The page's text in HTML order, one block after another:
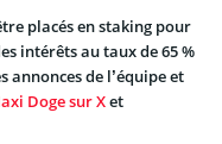
placés en staking pour
intérêts au taux de 65 %
annonces de l’équipe et
Doge sur Xet